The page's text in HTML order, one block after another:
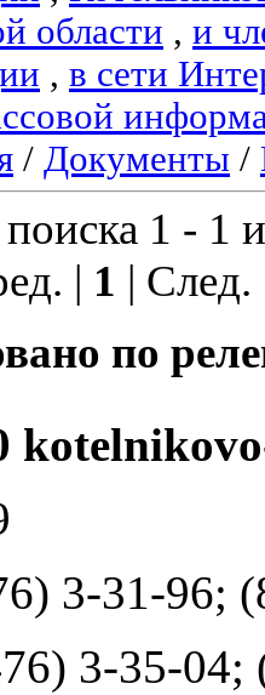
области , и
, в сети
/ Документы /
1 - 1
| 1 |
по
3-31-96;
3-35-04;